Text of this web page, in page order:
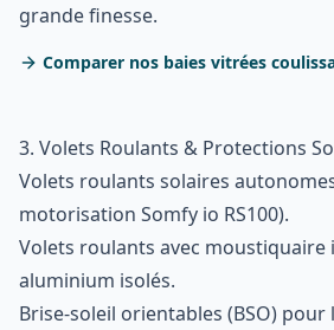
grande finesse.
Comparer nos baies vitrées
3. Volets Roulants & Protections
Volets roulants solaires
motorisation Somfy io RS100).
Volets roulants avec moustiquaire
aluminium isolés.
Brise-soleil orientables (BSO)